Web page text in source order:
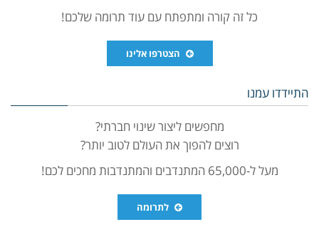
כל זה קורה ומתפתח עם עוד תרומה שלכם!
הצטרפו אלינו
התיידדו עמנו
מחפשים ליצור שינוי חברתי?
רוצים להפוך את העולם לטוב יותר?
מעל ל-65,000 המתנדבים והמתנדבות מחכים לכם!
לתרומה